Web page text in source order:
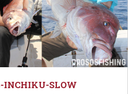
INCHIKU-SLOW